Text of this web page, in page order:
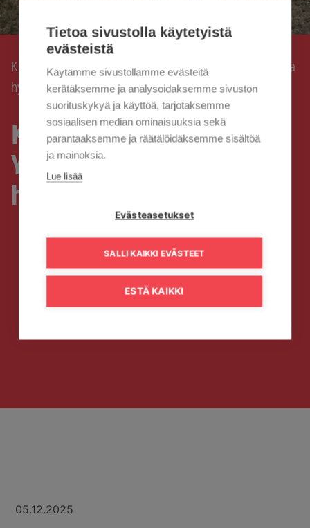
Kaisanet ›Kaisanet ja Syöpäsykkeli – Yhteisöllisyyttä ja
hyväntekeväisyyttä
Kaisanet ja Syöpäsykkeli –
Yhteisöllisyyttä ja
hyväntekeväisyyttä
05.12.2025
Tietoa sivustolla käytetyistä
evästeistä
Käytämme sivustollamme evästeitä
kerätäksemme ja analysoidaksemme sivuston
suorituskykyä ja käyttöä, tarjotaksemme
sosiaalisen median ominaisuuksia sekä
parantaaksemme ja räätälöidäksemme sisältöä
ja mainoksia.
Lue lisää
Evästeasetukset
SALLI KAIKKI EVÄSTEET
ESTÄ KAIKKI